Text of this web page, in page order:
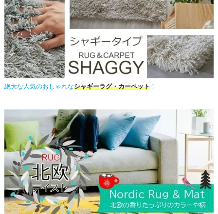
絶大な人気のおしゃれなシャギーラグ・カーペット！